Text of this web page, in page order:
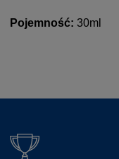
Pojemność: 30ml